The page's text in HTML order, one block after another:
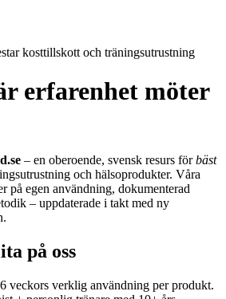
erfarenhet möter
– en oberoende, svensk resurs förbäst
och hälsoprodukter. Våra
på egen användning, dokumenterad
– uppdaterade i takt med ny
på oss
veckors verklig användning per produkt.